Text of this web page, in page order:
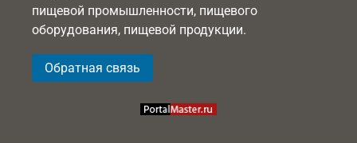
пищевой промышленности, пищевого
оборудования, пищевой продукции.
Обратная связь